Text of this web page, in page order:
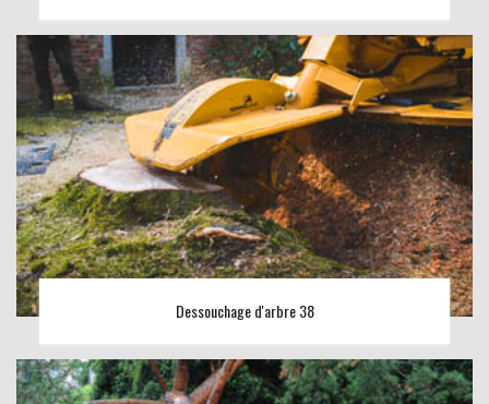
Dessouchage d'arbre 38